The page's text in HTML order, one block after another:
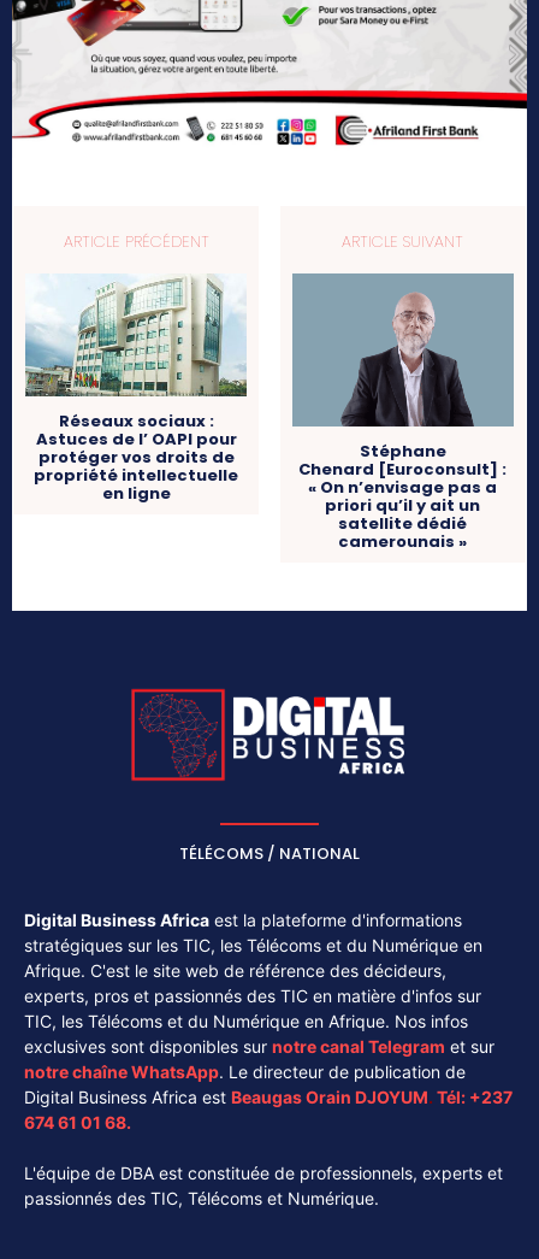
ARTICLE PRÉCÉDENT
Réseaux sociaux :
Astuces de l’ OAPI pour
protéger vos droits de
propriété intellectuelle
en ligne
ARTICLE SUIVANT
Stéphane
Chenard [Euroconsult] :
« On n’envisage pas a
priori qu’il y ait un
satellite dédié
camerounais »
TÉLÉCOMS / NATIONAL
Digital Business Africa est la plateforme d'informations
stratégiques sur les TIC, les Télécoms et du Numérique en
Afrique. C'est le site web de référence des décideurs,
experts, pros et passionnés des TIC en matière d'infos sur
TIC, les Télécoms et du Numérique en Afrique. Nos infos
exclusives sont disponibles sur notre canal Telegram et sur
notre chaîneWhatsApp. Le directeur de publication de
Digital Business Africa est Beaugas Orain DJOYUM. Tél: +237
674 61 01 68.
L'équipe de DBA est constituée de professionnels, experts et
passionnés des TIC, Télécoms et Numérique.